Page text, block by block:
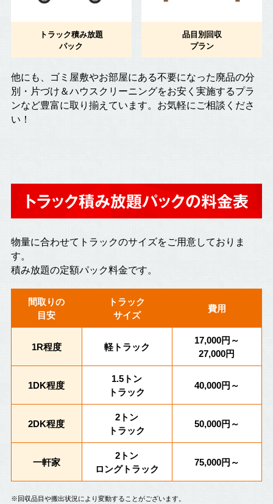
トラック積み放題
パック
品目別回収
プラン
他にも、ゴミ屋敷やお部屋にある不要になった廃品の分
別・片づけ＆ハウスクリーニングをお安く実施するプラ
ンなど豊富に取り揃えています。お気軽にご相談くださ
い！
トラック積み放題パックの料金表
物量に合わせてトラックのサイズをご用意しておりま
す。
積み放題の定額パック料金です。
間取りの
目安
トラック
サイズ
費用
1R程度 軽トラック
17,000円～
27,000円
1DK程度
1.5トン
トラック
40,000円～
2DK程度
2トン
トラック
50,000円～
一軒家
2トン
ロングトラック
75,000円～
※回収品目や搬出状況により変動することがございます。